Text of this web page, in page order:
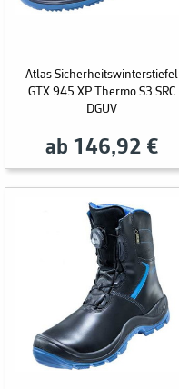
Atlas Sicherheitswinterstiefel
GTX 945 XP Thermo S3 SRC
DGUV
ab 146,92 €